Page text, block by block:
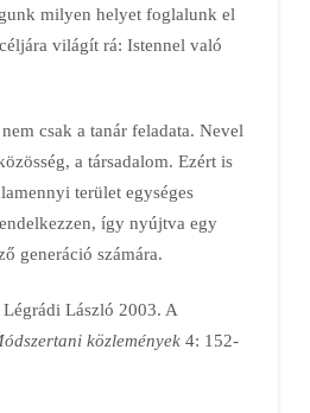
milyen helyet foglalunk el
világít rá: Istennel való
csak a tanár feladata. Nevel
a társadalom. Ezért is
terület egységes
így nyújtva egy
generáció számára.
László 2003. A
közlemények4: 152-